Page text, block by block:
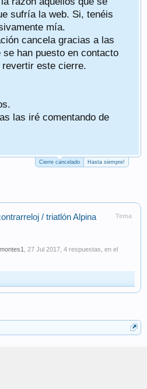
sufría la web. Si, tenéis
mía.
cancela gracias a las
han puesto en contacto
este cierre.
las iré comentando de
Cierre cancelado Hasta siempre!
Tema
/ triatlón Alpina
27 Jul 2017 , 4 respuestas, en el